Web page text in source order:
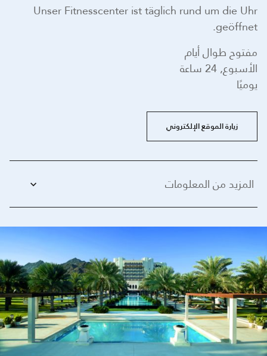
Unser Fitnesscenter ist täglich rund um die Uhr
geöffnet.
مفتوح طوال أيام
الأسبوع, 24 ساعة
يوميًا
زيارة الموقع الإلكتروني
المزيد من المعلومات